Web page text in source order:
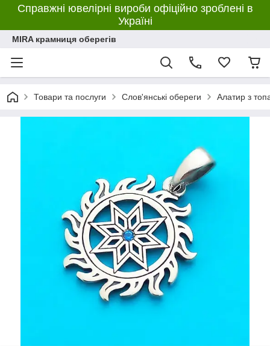
Справжні ювелірні вироби офіційно зроблені в
Україні
MIRA крамниця оберегів
Товари та послуги Слов'янські обереги Алатир з